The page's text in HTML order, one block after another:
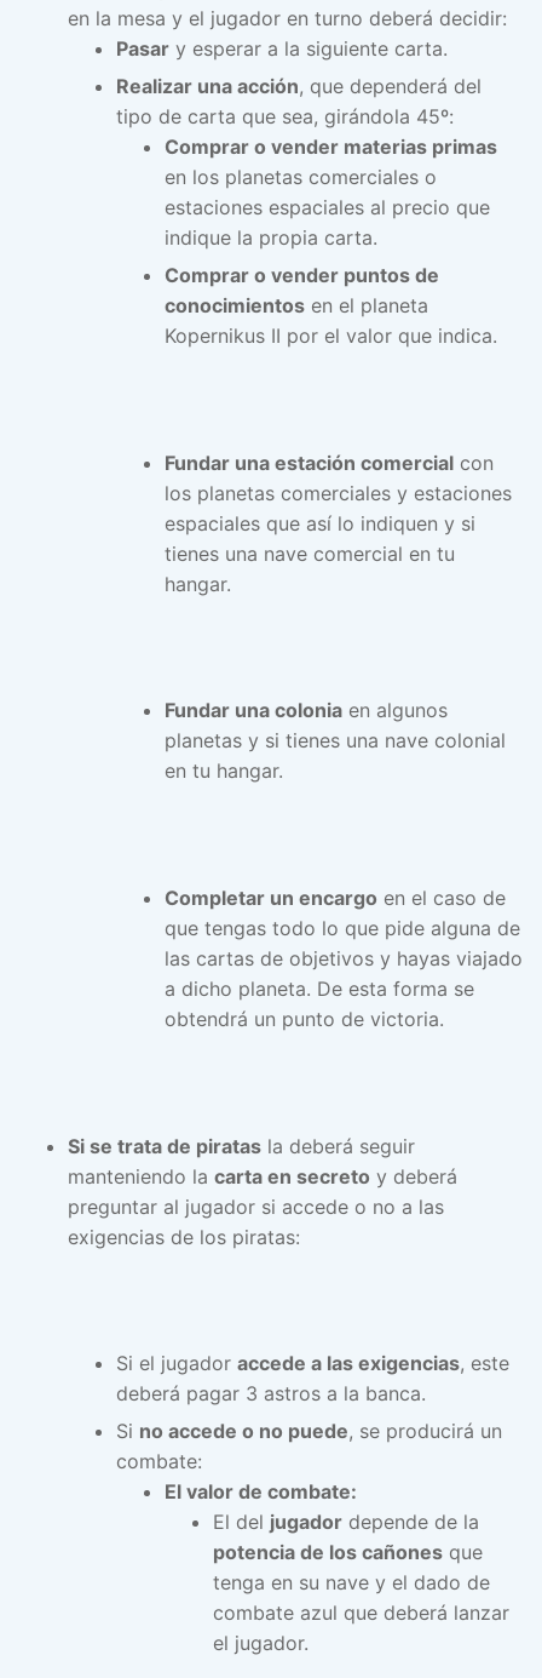
en la mesa y el jugador en turno deberá decidir:
Pasar y esperar a la siguiente carta.
Realizar una acción, que dependerá del
tipo de carta que sea, girándola 45º:
Comprar o vender materias primas
en los planetas comerciales o
estaciones espaciales al precio que
indique la propia carta.
Comprar o vender puntos de
conocimientos en el planeta
Kopernikus II por el valor que indica.
Fundar una estación comercial con
los planetas comerciales y estaciones
espaciales que así lo indiquen y si
tienes una nave comercial en tu
hangar.
Fundar una colonia en algunos
planetas y si tienes una nave colonial
en tu hangar.
Completar un encargo en el caso de
que tengas todo lo que pide alguna de
las cartas de objetivos y hayas viajado
a dicho planeta. De esta forma se
obtendrá un punto de victoria.
Si se trata de piratas la deberá seguir
manteniendo la carta en secreto y deberá
preguntar al jugador si accede o no a las
exigencias de los piratas:
Si el jugador accede a las exigencias, este
deberá pagar 3 astros a la banca.
Si no accede o no puede, se producirá un
combate:
El valor de combate:
El del jugador depende de la
potencia de los cañones que
tenga en su nave y el dado de
combate azul que deberá lanzar
el jugador.